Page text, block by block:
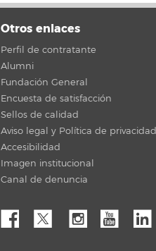
Otros enlaces
Perfil de contratante
Alumni
Fundación General
Encuesta de satisfacción
Sellos de calidad
Aviso legal y Política de privacidad
Accesibilidad
Imagen institucional
Canal de denuncia